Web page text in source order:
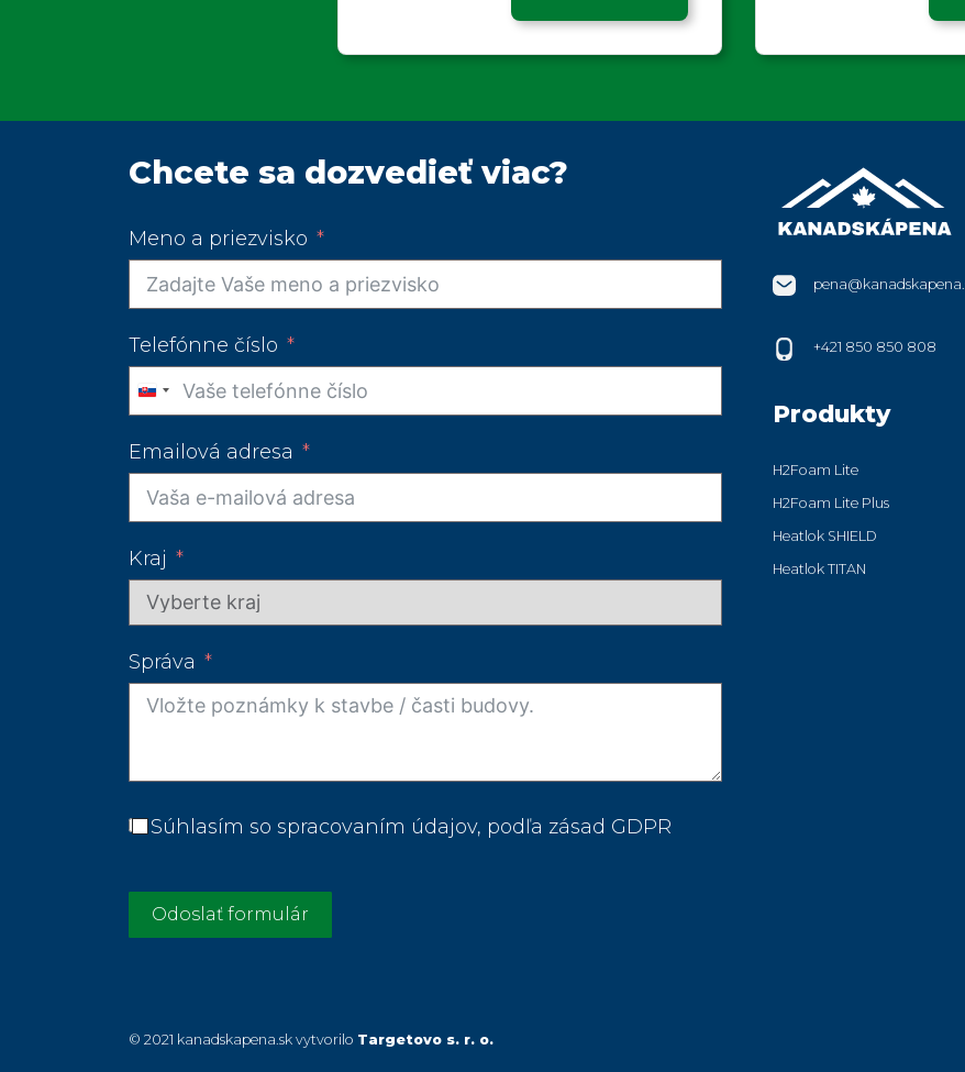
Chcete sa dozvedieť viac?
Meno a priezvisko
Telefónne číslo
Slovakia
Emailová adresa
Kraj
Správa
Súhlasím so spracovaním údajov, podľa zásad GDPR
Odoslať formulár
+421 850 850 808
Produkty
H2Foam Lite
H2Foam Lite Plus
Heatlok SHIELD
Heatlok TITAN
© 2021 kanadskapena.sk vytvorilo Targetovo s. r. o.